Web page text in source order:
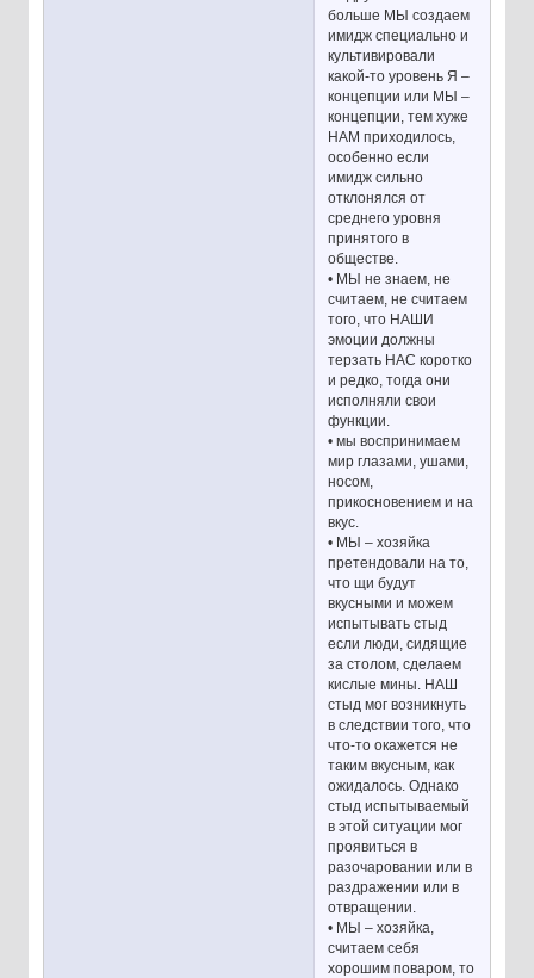
больше МЫ создаем
имидж специально и
культивировали
какой-то уровень Я –
концепции или МЫ –
концепции, тем хуже
НАМ приходилось,
особенно если
имидж сильно
отклонялся от
среднего уровня
принятого в
обществе.
• МЫ не знаем, не
считаем, не считаем
того, что НАШИ
эмоции должны
терзать НАС коротко
и редко, тогда они
исполняли свои
функции.
• мы воспринимаем
мир глазами, ушами,
носом,
прикосновением и на
вкус.
• МЫ – хозяйка
претендовали на то,
что щи будут
вкусными и можем
испытывать стыд
если люди, сидящие
за столом, сделаем
кислые мины. НАШ
стыд мог возникнуть
в следствии того, что
что-то окажется не
таким вкусным, как
ожидалось. Однако
стыд испытываемый
в этой ситуации мог
проявиться в
разочаровании или в
раздражении или в
отвращении.
• МЫ – хозяйка,
считаем себя
хорошим поваром, то